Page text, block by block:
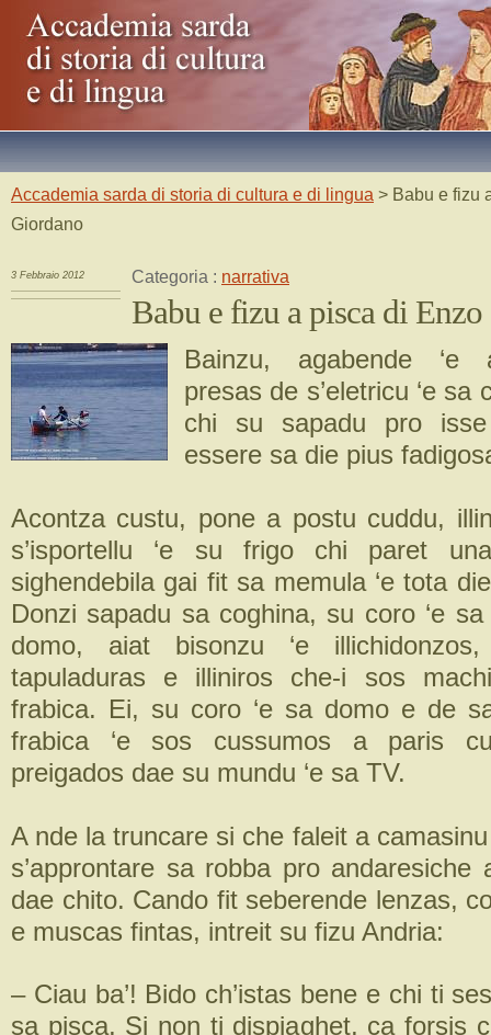
Accademia sarda di storia di cultura e di lingua > Babu e fizu
Giordano
3 Febbraio 2012 Categoria : narrativa
Babu e fizu a pisca di
Bainzu, agabende ‘e
presas de s’eletricu ‘e sa
chi su sapadu pro
essere sa die pius
Acontza custu, pone a postu cuddu,
s’isportellu ‘e su frigo chi paret
sighendebila gai fit sa memula ‘e tota
Donzi sapadu sa coghina, su coro ‘e
domo, aiat bisonzu ‘e illichidonzos,
tapuladuras e illiniros che-i sos
frabica. Ei, su coro ‘e sa domo e de
frabica ‘e sos cussumos a paris
preigados dae su mundu ‘e sa TV.
A nde la truncare si che faleit a camasinu
s’approntare sa robba pro andaresiche
dae chito. Cando fit seberende lenzas,
e muscas fintas, intreit su fizu Andria:
– Ciau ba’! Bido ch’istas bene e chi ti
sa pisca, Si non ti dispiaghet, ca forsis